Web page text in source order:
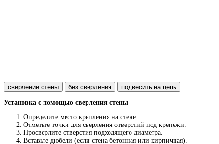
сверление стены без сверления подвесить на цепь
Установка с помощью сверления стены
Определите место крепления на стене.
Отметьте точки для сверления отверстий под крепежи.
Просверлите отверстия подходящего диаметра.
Вставьте дюбели (если стена бетонная или кирпичная).